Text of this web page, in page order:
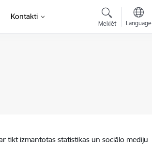
Kontakti
Meklēt Language
tikt izmantotas statistikas un sociālo mediju